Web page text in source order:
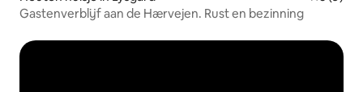
Gastenverblijf aan de Hærvejen. Rust en bezinning